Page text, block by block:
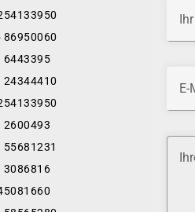
86950060
6443395
24344410
2600493
55681231
3086816
E-